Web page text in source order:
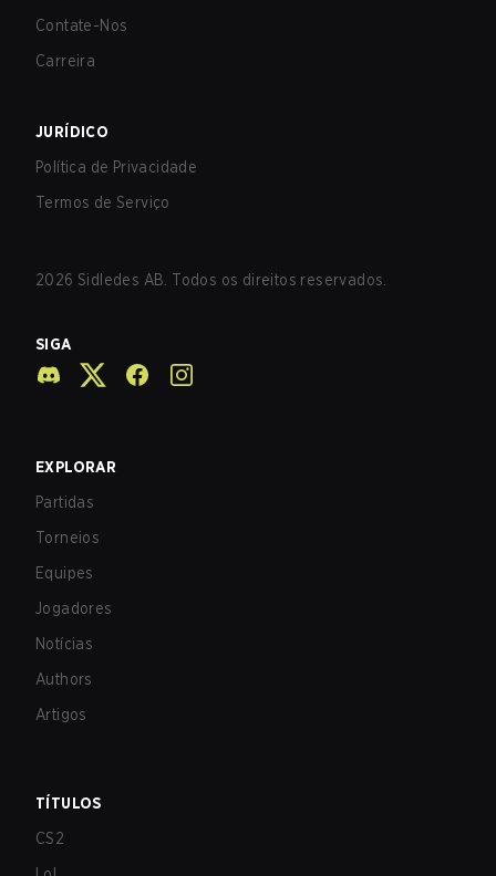
Contate-Nos
Carreira
JURÍDICO
Política de Privacidade
Termos de Serviço
2026 Sidledes AB. Todos os direitos reservados.
SIGA
EXPLORAR
Partidas
Torneios
Equipes
Jogadores
Notícias
Authors
Artigos
TÍTULOS
CS2